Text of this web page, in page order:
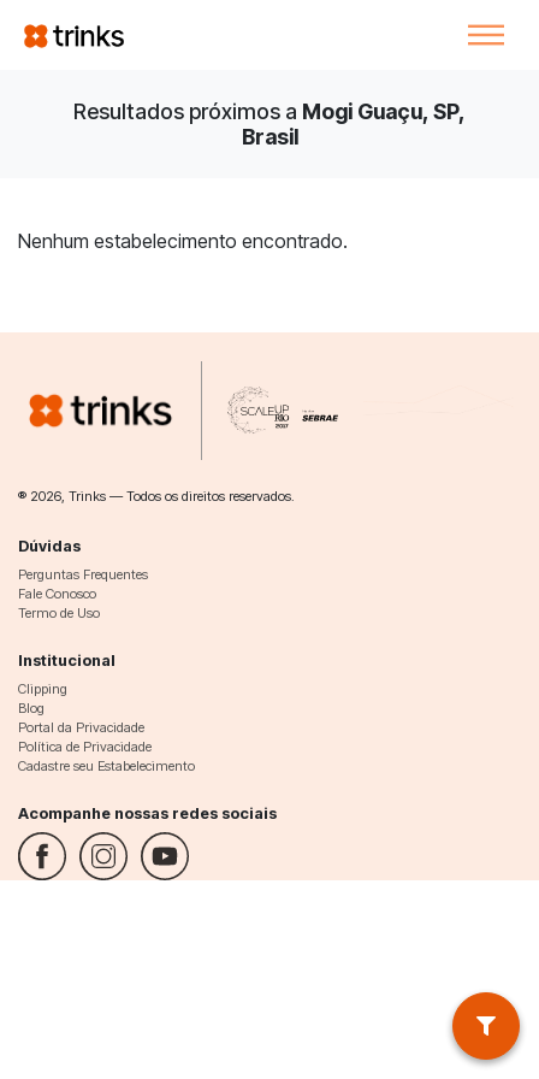
Resultados próximos a Mogi Guaçu, SP,
Brasil
Nenhum estabelecimento encontrado.
® 2026, Trinks — Todos os direitos reservados.
Dúvidas
Perguntas Frequentes
Fale Conosco
Termo de Uso
Institucional
Clipping
Blog
Portal da Privacidade
Política de Privacidade
Cadastre seu Estabelecimento
Acompanhe nossas redes sociais